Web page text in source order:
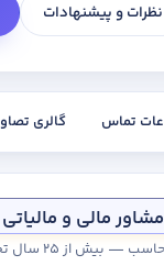
نظرات و پیشنهادات
تماس گالری
مالی و مالیاتی
سال تجربه در حسابداری و مالیات شرکت‌ها